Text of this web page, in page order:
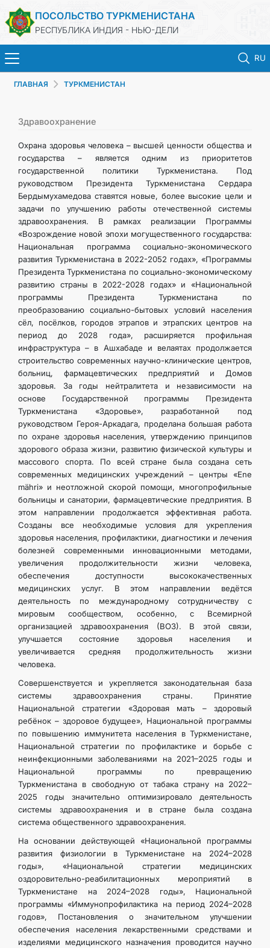
ПОСОЛЬСТВО ТУРКМЕНИСТАНА
РЕСПУБЛИКА ИНДИЯ - НЬЮ-ДЕЛИ
RU
ГЛАВНАЯ
КОНСУЛЬСКИЕ УСЛУГИ
МИД
ТУРКМЕНИСТАН ЗА РУБЕЖОМ
ИНТЕРНЕТ ГАЗЕТА
КОНТАКТНЫЕ ДАННЫЕ
ГЛАВНАЯ ТУРКМЕНИСТАН
Здравоохранение
Охрана здоровья человека – высшей ценности общества и
государства – является одним из приоритетов
государственной политики Туркменистана. Под
руководством Президента Туркменистана Сердара
Бердымухамедова ставятся новые, более высокие цели и
задачи по улучшению работы отечественной системы
здравоохранения. В рамках реализации Программы
«Возрождение новой эпохи могущественного государства:
Национальная программа социально-экономического
развития Туркменистана в 2022-2052 годах», «Программы
Президента Туркменистана по социально-экономическому
развитию страны в 2022-2028 годах» и «Национальной
программы Президента Туркменистана по
преобразованию социально-бытовых условий населения
сёл, посёлков, городов этрапов и этрапских центров на
период до 2028 года», расширяется профильная
инфраструктура – в Ашхабаде и велаятах продолжается
строительство современных научно-клинические центров,
больниц, фармацевтических предприятий и Домов
здоровья. За годы нейтралитета и независимости на
основе Государственной программы Президента
Туркменистана «Здоровье», разработанной под
руководством Героя-Аркадага, проделана большая работа
по охране здоровья населения, утверждению принципов
здорового образа жизни, развитию физической культуры и
массового спорта. По всей стране была создана сеть
современных медицинских учреждений – центры «Ene
mähri» и неотложной скорой помощи, многопрофильные
больницы и санатории, фармацевтические предприятия. В
этом направлении продолжается эффективная работа.
Созданы все необходимые условия для укрепления
здоровья населения, профилактики, диагностики и лечения
болезней современными инновационными методами,
увеличения продолжительности жизни человека,
обеспечения доступности высококачественных
медицинских услуг. В этом направлении ведётся
деятельность по международному сотрудничеству с
мировым сообществом, особенно, с Всемирной
организацией здравоохранения (ВОЗ). В этой связи,
улучшается состояние здоровья населения и
увеличивается средняя продолжительность жизни
человека.
Совершенствуется и укрепляется законодательная база
системы здравоохранения страны. Принятие
Национальной стратегии «Здоровая мать – здоровый
ребёнок – здоровое будущее», Национальной программы
по повышению иммунитета населения в Туркменистане,
Национальной стратегии по профилактике и борьбе с
неинфекционными заболеваниями на 2021–2025 годы и
Национальной программы по превращению
Туркменистана в свободную от табака страну на 2022–
2025 годы значительно оптимизировало деятельность
системы здравоохранения и в стране была создана
система общественного здравоохранения.
На основании действующей «Национальной программы
развития физиологии в Туркменистане на 2024–2028
годы», «Национальной стратегии медицинских
оздоровительно-реабилитационных мероприятий в
Туркменистане на 2024–2028 годы», Национальной
программы «Иммунопрофилактика на период 2024–2028
годов», Постановления о значительном улучшении
обеспечения населения лекарственными средствами и
изделиями медицинского назначения проводится научно